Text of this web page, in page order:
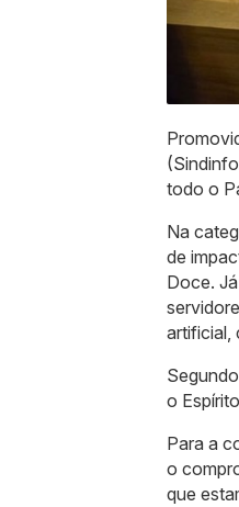
todo o
Na
de
Doce.
artificial,
o
Para a
o
que